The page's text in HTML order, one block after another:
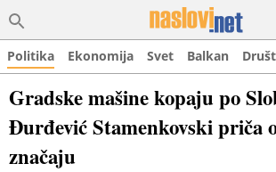
Politika Ekonomija Svet Balkan
Gradske mašine kopaju po
Đurđević Stamenkovski priča
značaju